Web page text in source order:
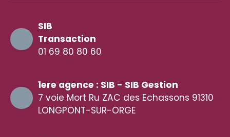
SIB
Transaction
01 69 80 80 60
1ere agence : SIB - SIB Gestion
7 voie Mort Ru ZAC des Echassons 91310
LONGPONT-SUR-ORGE